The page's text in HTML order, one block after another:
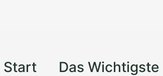
Start Das Wichtigste